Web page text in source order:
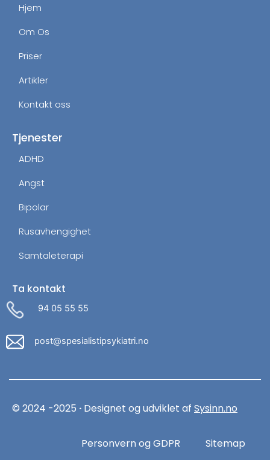
k
Hjem
Om Os
Priser
Artikler
Kontakt oss
Tjenester
ADHD
Angst
Bipolar
Rusavhengighet
Samtaleterapi
Ta kontakt
94 05 55 55
post@spesialistipsykiatri.no
© 2024 -2025 · Designet og udviklet af Sysinn.no
Personvern og GDPR Sitemap
Administrer dit samtykke
For at give den bedst mulige oplevelse bruger vi cookies til
at gemme eller få adgang til enhedsdata. At nægte
Statistik